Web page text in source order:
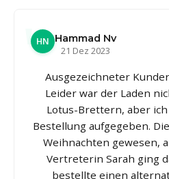
HN Hammad Nv
21 Dez 2023
Ausgezeichneter
Leider war der Laden
Lotus-Brettern, aber
Bestellung aufgegeben.
Weihnachten gewesen,
Vertreterin Sarah ging
bestellte einen